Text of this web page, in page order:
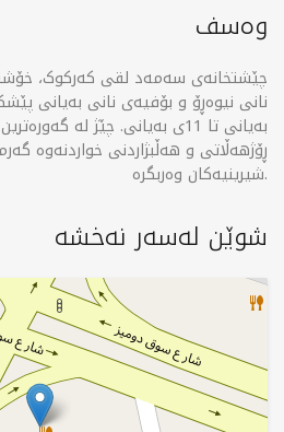
وەسف
چێشتخانەی سەمەد لقی کەرکوک،
بەیانی تا 11ی بەیانی. چێژ لە
ڕۆژهەڵاتی و هەڵبژاردنی خواردنەوە
شیرینیەکان وەربگرە.
شوێن لەسەر نەخشە